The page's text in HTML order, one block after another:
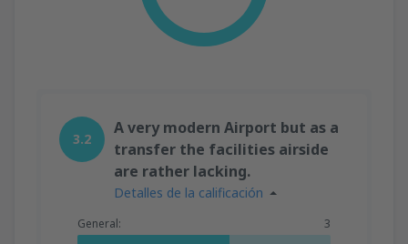
3.2
A very modern Airport but as a
transfer the facilities airside
are rather lacking.
Detalles de la calificación
General: 3